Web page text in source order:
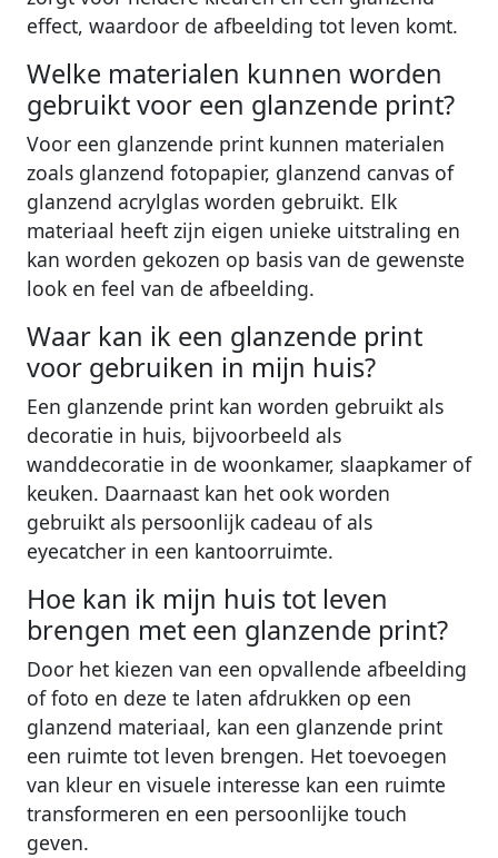
effect, waardoor de afbeelding tot leven komt.
Welke materialen kunnen worden
gebruikt voor een glanzende print?
Voor een glanzende print kunnen materialen
zoals glanzend fotopapier, glanzend canvas of
glanzend acrylglas worden gebruikt. Elk
materiaal heeft zijn eigen unieke uitstraling en
kan worden gekozen op basis van de gewenste
look en feel van de afbeelding.
Waar kan ik een glanzende print
voor gebruiken in mijn huis?
Een glanzende print kan worden gebruikt als
decoratie in huis, bijvoorbeeld als
wanddecoratie in de woonkamer, slaapkamer of
keuken. Daarnaast kan het ook worden
gebruikt als persoonlijk cadeau of als
eyecatcher in een kantoorruimte.
Hoe kan ik mijn huis tot leven
brengen met een glanzende print?
Door het kiezen van een opvallende afbeelding
of foto en deze te laten afdrukken op een
glanzend materiaal, kan een glanzende print
een ruimte tot leven brengen. Het toevoegen
van kleur en visuele interesse kan een ruimte
transformeren en een persoonlijke touch
geven.